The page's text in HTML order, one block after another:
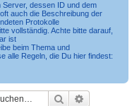
Server, dessen ID und dem
auch die Beschreibung der
Protokolle
vollständig. Achte bitte darauf,
ist
beim Thema und
alle Regeln, die Du hier findest:
Suche